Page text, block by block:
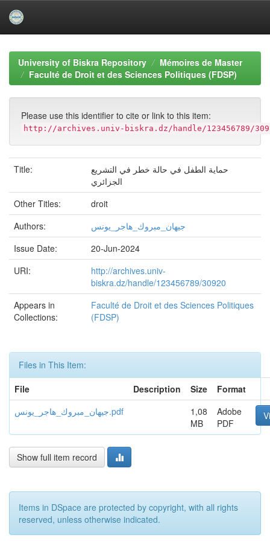
navigationUniversity of Biskra Repository
Mémoires de Master
Faculté de Droit et des Sciences Politiques (FDSP)
Please use this identifier to cite or link to this item:
http://archives.univ-biskra.dz/handle/123456789/
Title:
حماية الطفل في حالة خطر في التشريع
الجزائري
Other Titles:
droit
Authors:
جيهان_مبروك_هاجر_يونس
Issue Date:
20-Jun-2024
URI:
http://archives.univ-
biskra.dz/handle/123456789/30920
Appears in
Collections:
Faculté de Droit et des Sciences Politiques
(FDSP)
Files in This Item:
File
Description Size
Format
جيهان_مبروك_هاجر_يونس.pdf
1,08
MB
Adobe
PDF
Show full item record
Items in DSpace are protected by copyright, with all rights
reserved, unless otherwise indicated.